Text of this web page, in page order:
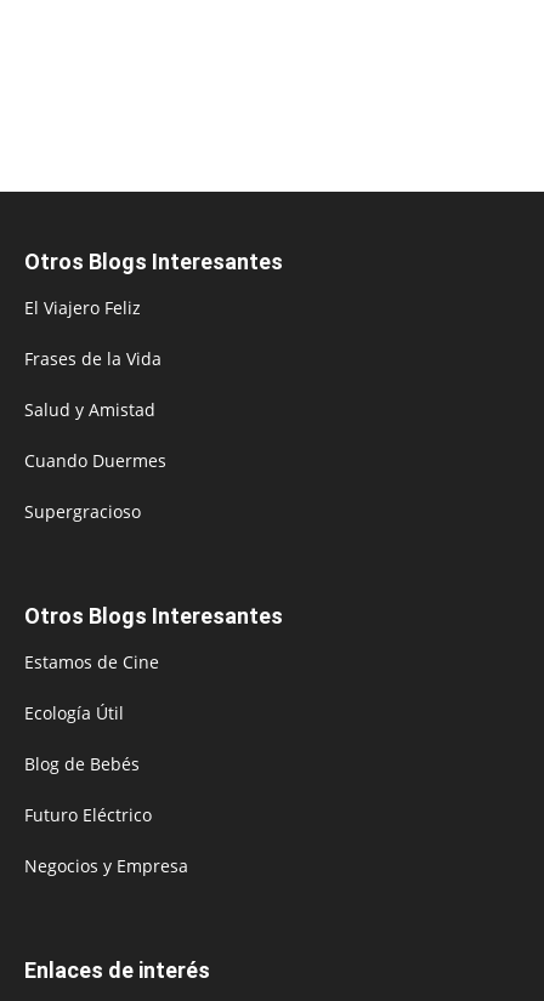
Otros Blogs Interesantes
El Viajero Feliz
Frases de la Vida
Salud y Amistad
Cuando Duermes
Supergracioso
Otros Blogs Interesantes
Estamos de Cine
Ecología Útil
Blog de Bebés
Futuro Eléctrico
Negocios y Empresa
Enlaces de interés